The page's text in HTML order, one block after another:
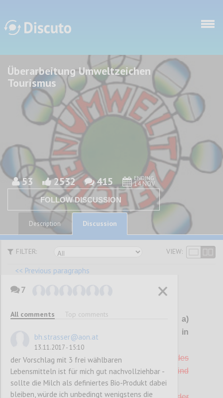
Discuto
Discuto
Überarbeitung Umweltzeichen
Tourismus
53 2532 415 ENDING
14 NOV
FOLLOW DISCUSSION
Description Discussion
FILTER: VIEW:
<< Previous paragraphs
G 10 Boden- und
a)
gestrichen, da schwer prüfbar, b) in
Kriterium "Gebrauchsgüter" integriert
a) Alle Boden- undWandbeläge
/ Tapeten des
Betriebes bzw. des Betriebsstandortes sind
PVC-frei (1 Punkt)
7
All comments Top comments
bh.strasser@aon.at
13.11.2017 - 15:10
der Vorschlag mit 3 frei wählbaren
Lebensmitteln ist für mich gut nachvollziehbar -
sollte die Milch als definiertes Bio-Produkt dabei
bleiben, würde ich unbedingt wenigstens die